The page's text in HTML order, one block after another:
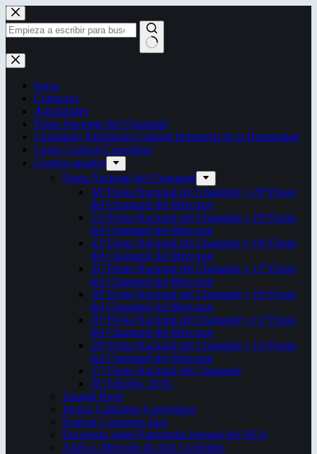
Saltar
al
contenido
Sin
resultados
Inicio
Contactos
Autoridades
Fiesta Nacional del Chamamé
Chamamé: Patrimonio Cultural Inmaterial de la Humanidad
Censo Cultural Correntino
Eventos anuales
Fiesta Nacional del Chamamé
34ª Fiesta Nacional del Chamamé y 20ª Fiesta
del Chamamé del Mercosur
33ª Fiesta Nacional del Chamamé y 19ª Fiesta
del Chamamé del Mercosur
32ª Fiesta Nacional del Chamamé y 18ª Fiesta
del Chamamé del Mercosur
31ª Fiesta Nacional del Chamamé y 17ª Fiesta
del Chamamé del Mercosur
30ª Fiesta Nacional del Chamamé y 16ª Fiesta
del Chamamé del Mercosur
29ª Fiesta Nacional del Chamamé y 15ª Fiesta
del Chamamé del Mercosur
28ª Fiesta Nacional del Chamamé y 14ª Fiesta
del Chamamé del Mercosur
27ª Fiesta Nacional del Chamamé
26ª Edición. 2016.
Taragüi Rock
Juegos Culturales Correntinos
Festival Corrientes Jazz
Encuentro sobre Patrimonio Integral del NEA
ArteCo. Mercado de Arte Corrientes